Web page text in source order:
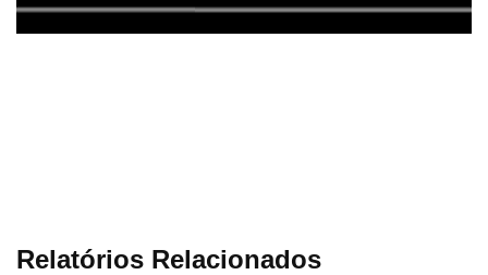
Relatórios Relacionados